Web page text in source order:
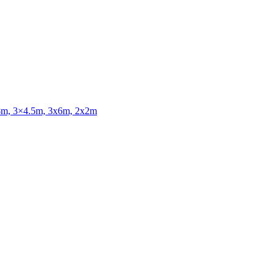
3×4.5m, 3x6m, 2x2m